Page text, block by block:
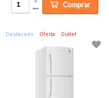
Comprar
Destacado Oferta Outlet